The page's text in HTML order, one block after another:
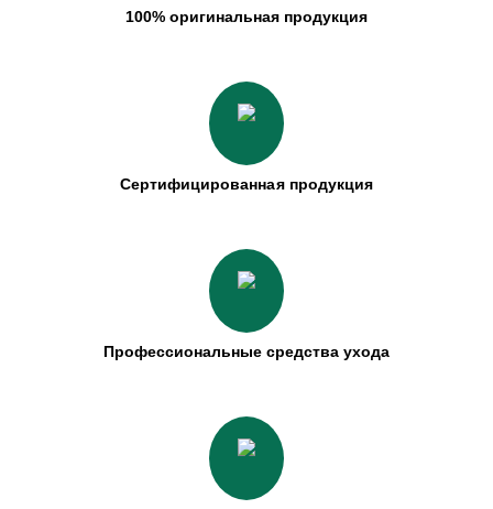
100% оригинальная продукция
Сертифицированная продукция
Профессиональные средства ухода